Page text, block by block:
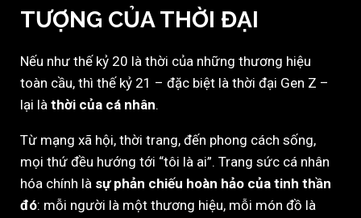
TƯỢNG CỦA THỜI ĐẠI
Nếu như thế kỷ 20 là thời của những thương hiệu
toàn cầu, thì thế kỷ 21 – đặc biệt là thời đại Gen Z –
lại là thời của cá nhân.
Từ mạng xã hội, thời trang, đến phong cách sống,
mọi thứ đều hướng tới “tôi là ai”. Trang sức cá nhân
hóa chính là sự phản chiếu hoàn hảo của tinh thần
đó: mỗi người là một thương hiệu, mỗi món đồ là